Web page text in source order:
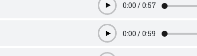
Play0:00 /0:57
Play0:00 /0:59